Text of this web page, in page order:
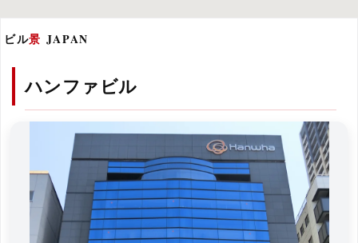
ビル景 JAPAN
ハンファビル